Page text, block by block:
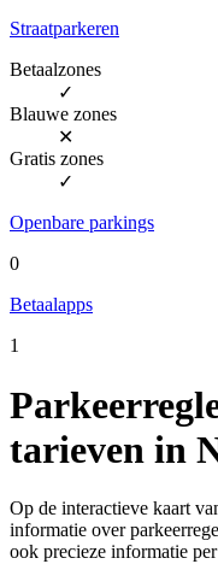
Straatparkeren
Betaalzones
✓
Blauwe zones
✕
Gratis zones
✓
Openbare parkings
0
Betaalapps
1
tarieven in
Op de interactieve kaart
informatie over
ook precieze informatie